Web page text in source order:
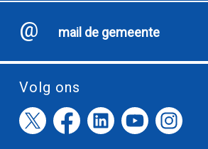
mail de gemeente
Volg ons